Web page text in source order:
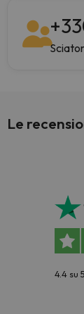
+
Le
4.4 su